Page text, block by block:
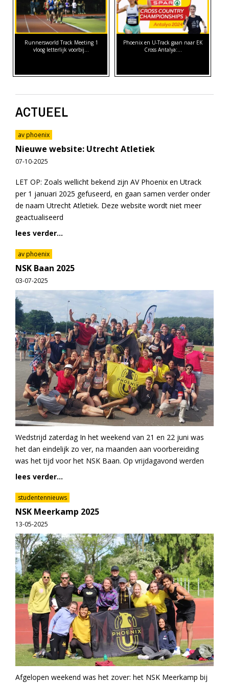
Runnersworld Track Meeting 1
vloog letterlijk voorbij...
Phoenix en U-Track gaan naar EK
Cross Antalya:…
ACTUEEL
av phoenix
Nieuwe website: Utrecht Atletiek
07-10-2025
LET OP: Zoals wellicht bekend zijn AV Phoenix en Utrack
per 1 januari 2025 gefuseerd, en gaan samen verder onder
de naam Utrecht Atletiek. Deze website wordt niet meer
geactualiseerd
lees verder...
av phoenix
NSK Baan 2025
03-07-2025
Wedstrijd zaterdag In het weekend van 21 en 22 juni was
het dan eindelijk zo ver, na maanden aan voorbereiding
was het tijd voor het NSK Baan. Op vrijdagavond werden
lees verder...
studentennieuws
NSK Meerkamp 2025
13-05-2025
Afgelopen weekend was het zover: het NSK Meerkamp bij